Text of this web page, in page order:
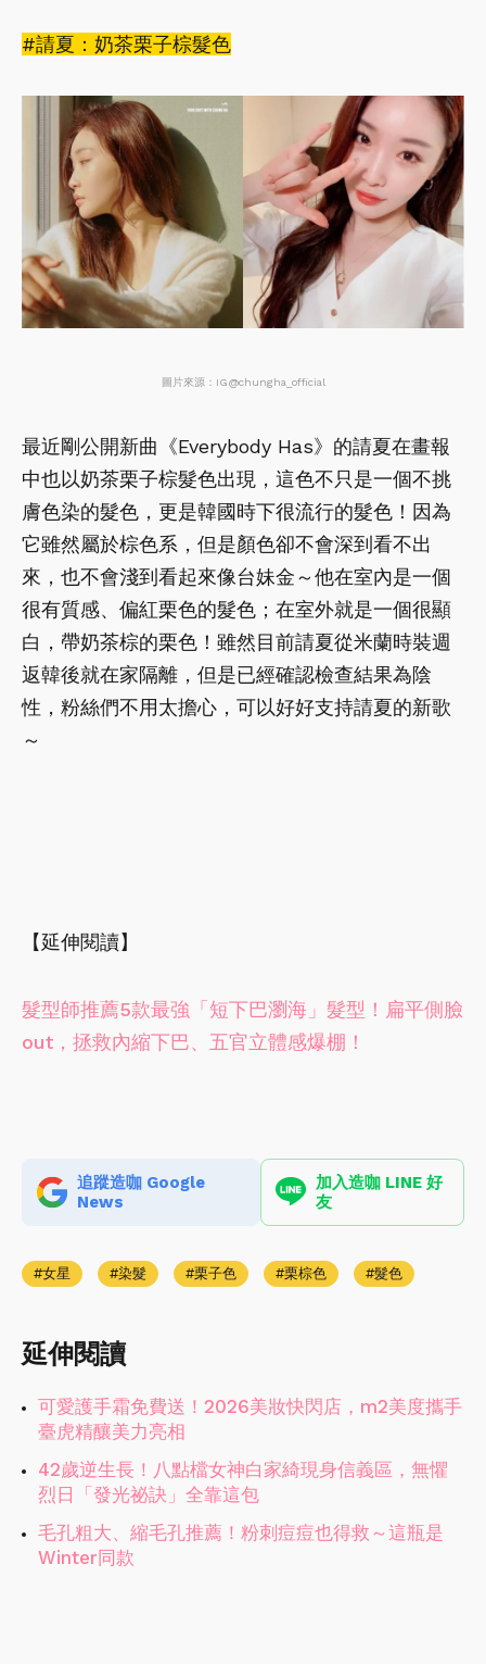
#請夏：奶茶栗子棕髮色
圖片來源：IG@chungha_official
最近剛公開新曲《Everybody Has》的請夏在畫報
中也以奶茶栗子棕髮色出現，這色不只是一個不挑
膚色染的髮色，更是韓國時下很流行的髮色！因為
它雖然屬於棕色系，但是顏色卻不會深到看不出
來，也不會淺到看起來像台妹金～他在室內是一個
很有質感、偏紅栗色的髮色；在室外就是一個很顯
白，帶奶茶棕的栗色！雖然目前請夏從米蘭時裝週
返韓後就在家隔離，但是已經確認檢查結果為陰
性，粉絲們不用太擔心，可以好好支持請夏的新歌
～
【延伸閱讀】
髮型師推薦5款最強「短下巴瀏海」髮型！扁平側臉
out，拯救內縮下巴、五官立體感爆棚！
追蹤造咖 Google
News
加入造咖 LINE 好
友
女星 染髮 栗子色 栗棕色 髮色
延伸閱讀
可愛護手霜免費送！2026美妝快閃店，m2美度攜手
臺虎精釀美力亮相
42歲逆生長！八點檔女神白家綺現身信義區，無懼
烈日「發光祕訣」全靠這包
毛孔粗大、縮毛孔推薦！粉刺痘痘也得救～這瓶是
Winter同款